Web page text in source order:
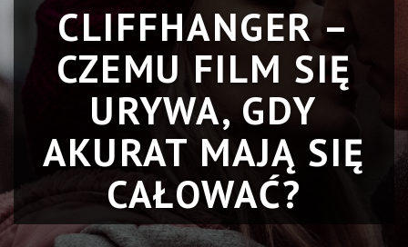
CLIFFHANGER –
CZEMU FILM SIĘ
URYWA, GDY
AKURAT MAJĄ SIĘ
CAŁOWAĆ?
Skip